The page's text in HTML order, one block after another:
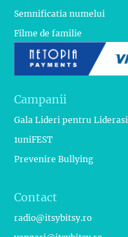
Semnificatia numelui
Filme de familie
Campanii
Gala Lideri pentru Liderasi
1uniFEST
Prevenire Bullying
Contact
radio@itsybitsy.ro